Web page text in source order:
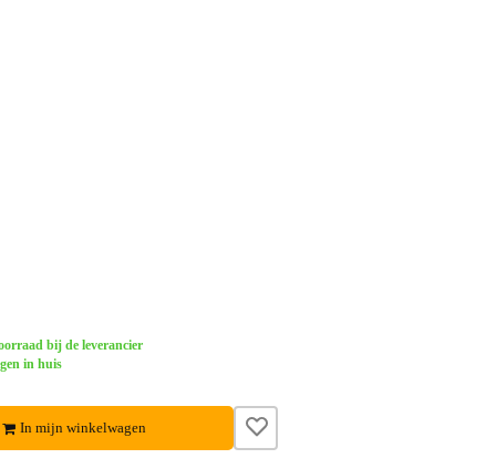
bij de leverancier
in huis
In mijn winkelwagen